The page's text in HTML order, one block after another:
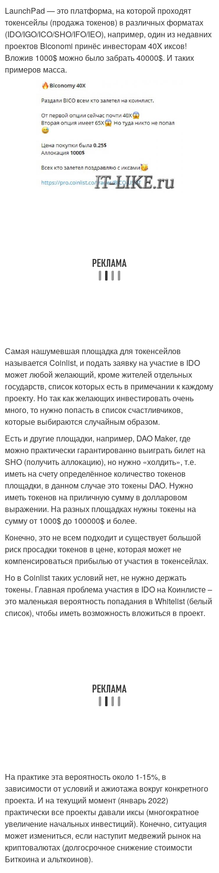
LaunchPad — это платформа, на которой проходят
токенсейлы (продажа токенов) в различных форматах
(IDO/IGO/ICO/SHO/IFO/IEO), например, один из недавних
проектов Biconomi принёс инвесторам 40X иксов!
Вложив 1000$ можно было забрать 40000$. И таких
примеров масса.
Самая нашумевшая площадка для токенсейлов
называется Coinlist, и подать заявку на участие в IDO
может любой желающий, кроме жителей отдельных
государств, список которых есть в примечании к каждому
проекту. Но так как желающих инвестировать очень
много, то нужно попасть в список счастливчиков,
которые выбираются случайным образом.
Есть и другие площадки, например, DAO Maker, где
можно практически гарантированно выиграть билет на
SHO (получить аллокацию), но нужно «холдить», т.е.
иметь на счету определённое количество токенов
площадки, в данном случае это токены DAO. Нужно
иметь токенов на приличную сумму в долларовом
выражении. На разных площадках нужны токены на
сумму от 1000$ до 100000$ и более.
Конечно, это не всем подходит и существует большой
риск просадки токенов в цене, которая может не
компенсироваться прибылью от участия в токенсейлах.
Но в Coinlist таких условий нет, не нужно держать
токены. Главная проблема участия в IDO на Коинлисте –
это маленькая вероятность попадания в Whitelist (белый
список), чтобы иметь возможность вложиться в проект.
На практике эта вероятность около 1-15%, в
зависимости от условий и ажиотажа вокруг конкретного
проекта. И на текущий момент (январь 2022)
практически все проекты давали иксы (многократное
увеличение начальных инвестиций). Конечно, ситуация
может измениться, если наступит медвежий рынок на
криптовалютах (долгосрочное снижение стоимости
Биткоина и альткоинов).